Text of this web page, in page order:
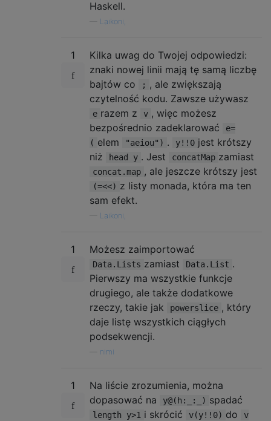
Haskell.
Laikoni,
1
Kilka uwag do Twojej odpowiedzi:
znaki nowej linii mają tę samą liczbę
bajtów co
;
, ale zwiększają
czytelność kodu. Zawsze używasz
e razem z v , więc możesz
bezpośrednio zadeklarować
e=
( elem "aeiou") . y!!0 jest krótszy
niż
head y . Jest concatMap zamiast
concat.map , ale jeszcze krótszy jest
(=<<) z listy monada, która ma ten
sam efekt.
Laikoni,
1 Możesz zaimportować
Data.Lists zamiast Data.List .
Pierwszy ma wszystkie funkcje
drugiego, ale także dodatkowe
rzeczy, takie jak
powerslice , który
daje listę wszystkich ciągłych
podsekwencji.
nimi
1
Na liście zrozumienia, można
dopasować na
y@(h:_:_) spadać
length y>1 i skrócić v(y!!0) do
v